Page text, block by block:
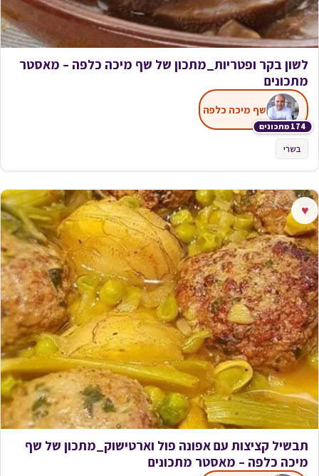
לשון בקר ופטריות_מתכון של שף מיכה כלפה – מאסטר
מתכונים
174 מתכונים
שף מיכה כלפה
בשרי
♥
תבשיל קציצות עם אפונה פול וארטישוק_מתכון של שף
מיכה כלפה – מאסטר מתכונים